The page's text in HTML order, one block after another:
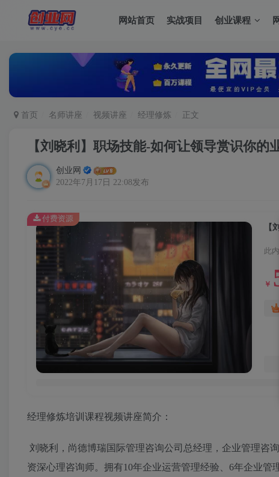
网站首页 实战项目 创业课程
首页 名师讲座 视频讲座 经理修炼 正文
【刘晓利】职场技能-如何让领导赏识你的
创业网
2022年7月17日 22:08发布
【
此
￥
付费资源
经理修炼培训课程视频讲座简介：
刘晓利，尚德博瑞国际管理咨询公司总经理，企业管理咨
资深心理咨询师。拥有10年企业运营管理经验、6年企业管